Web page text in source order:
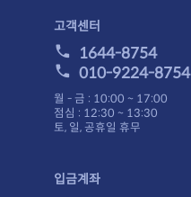
고객센터
1644-8754
010-9224-8754
월 - 금 : 10:00 ~ 17:00
점심 : 12:30 ~ 13:30
토, 일, 공휴일 휴무
입금계좌